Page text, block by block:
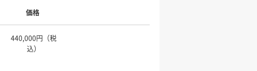
価格
440,000円（税
込）